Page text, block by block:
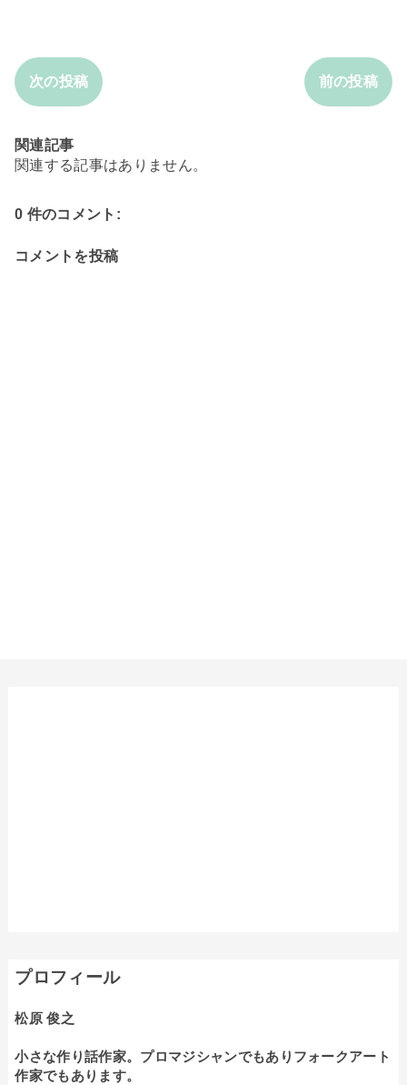
次の投稿 前の投稿
関連記事
関連する記事はありません。
0 件のコメント:
コメントを投稿
プロフィール
松原 俊之
小さな作り話作家。プロマジシャンでもありフォークアート
作家でもあります。